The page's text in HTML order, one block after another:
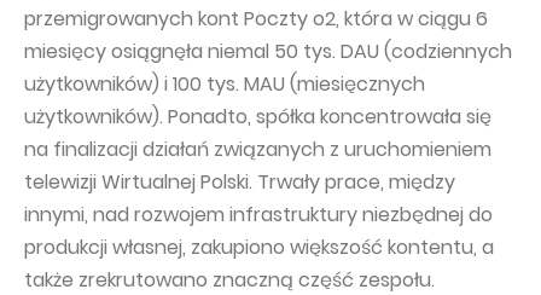
przemigrowanych kont Poczty o2, która w ciągu 6
miesięcy osiągnęła niemal 50 tys. DAU (codziennych
użytkowników) i 100 tys. MAU (miesięcznych
użytkowników). Ponadto, spółka koncentrowała się
na finalizacji działań związanych z uruchomieniem
telewizji Wirtualnej Polski. Trwały prace, między
innymi, nad rozwojem infrastruktury niezbędnej do
produkcji własnej, zakupiono większość kontentu, a
także zrekrutowano znaczną część zespołu.